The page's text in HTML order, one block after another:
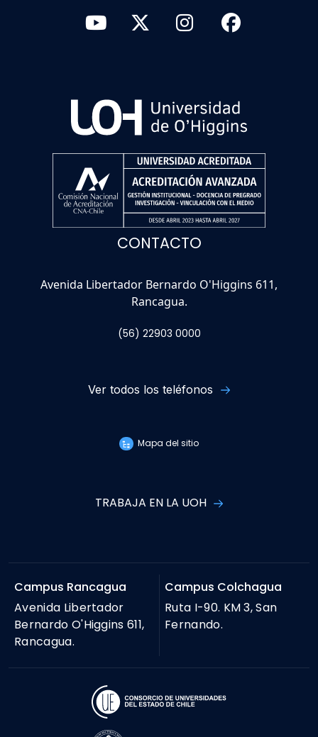
CONTACTO
Avenida Libertador Bernardo O'Higgins 611,
Rancagua.
(56) 22903 0000
Ver todos los teléfonos
Mapa del sitio
TRABAJA EN LA UOH
Campus Rancagua
Avenida Libertador
Bernardo O'Higgins 611,
Rancagua.
Campus Colchagua
Ruta I-90. KM 3, San
Fernando.